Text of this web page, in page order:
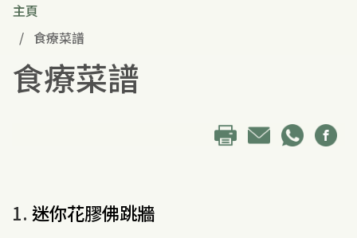
主頁
食療菜譜
食療菜譜
1. 迷你花膠佛跳牆